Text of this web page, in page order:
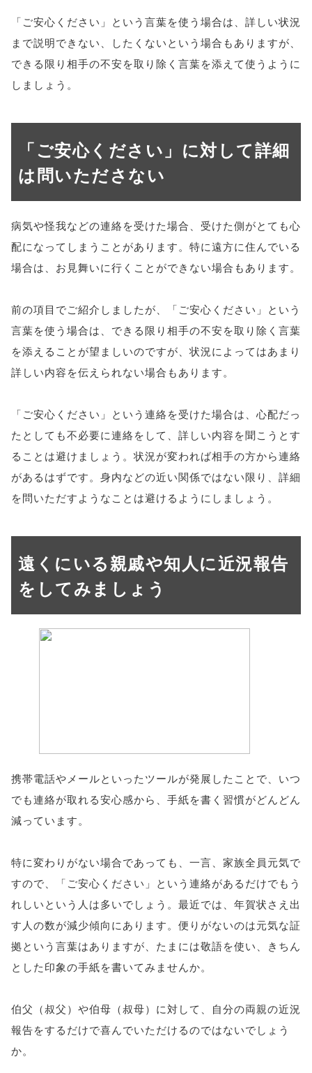
「ご安心ください」という言葉を使う場合は、詳しい状況
まで説明できない、したくないという場合もありますが、
できる限り相手の不安を取り除く言葉を添えて使うように
しましょう。
「ご安心ください」に対して詳細
は問いたださない
病気や怪我などの連絡を受けた場合、受けた側がとても心
配になってしまうことがあります。特に遠方に住んでいる
場合は、お見舞いに行くことができない場合もあります。
前の項目でご紹介しましたが、「ご安心ください」という
言葉を使う場合は、できる限り相手の不安を取り除く言葉
を添えることが望ましいのですが、状況によってはあまり
詳しい内容を伝えられない場合もあります。
「ご安心ください」という連絡を受けた場合は、心配だっ
たとしても不必要に連絡をして、詳しい内容を聞こうとす
ることは避けましょう。状況が変われば相手の方から連絡
があるはずです。身内などの近い関係ではない限り、詳細
を問いただすようなことは避けるようにしましょう。
遠くにいる親戚や知人に近況報告
をしてみましょう
携帯電話やメールといったツールが発展したことで、いつ
でも連絡が取れる安心感から、手紙を書く習慣がどんどん
減っています。
特に変わりがない場合であっても、一言、家族全員元気で
すので、「ご安心ください」という連絡があるだけでもう
れしいという人は多いでしょう。最近では、年賀状さえ出
す人の数が減少傾向にあります。便りがないのは元気な証
拠という言葉はありますが、たまには敬語を使い、きちん
とした印象の手紙を書いてみませんか。
伯父（叔父）や伯母（叔母）に対して、自分の両親の近況
報告をするだけで喜んでいただけるのではないでしょう
か。